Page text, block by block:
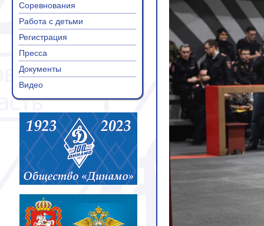
Соревнования
Работа с детьми
Регистрация
Пресса
Документы
Видео